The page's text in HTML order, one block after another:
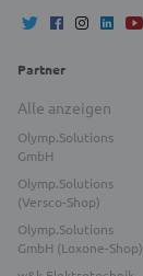
Partner
Alle anzeigen
Olymp.Solutions
GmbH
Olymp.Solutions
(Versco-Shop)
Olymp.Solutions
GmbH (Loxone-Shop)